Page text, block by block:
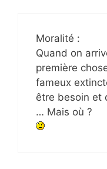
Moralité :
Quand on
première
fameux
être besoin et
… Mais où ?